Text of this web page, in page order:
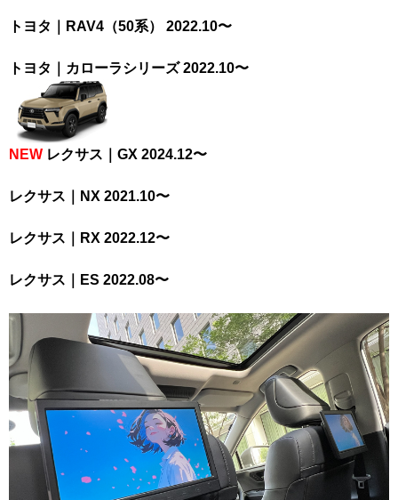
トヨタ｜RAV4（50系） 2022.10〜
トヨタ｜カローラシリーズ 2022.10〜
NEW レクサス｜GX 2024.12〜
レクサス｜NX 2021.10〜
レクサス｜RX 2022.12〜
レクサス｜ES 2022.08〜